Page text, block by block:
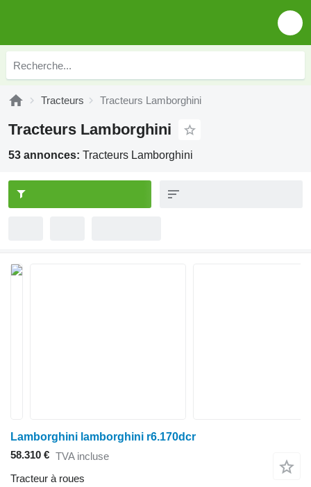
Tracteurs Tracteurs Lamborghini
Tracteurs Lamborghini
53 annonces: Tracteurs Lamborghini
Lamborghini lamborghini r6.170dcr
58.310 € TVA incluse
Tracteur à roues